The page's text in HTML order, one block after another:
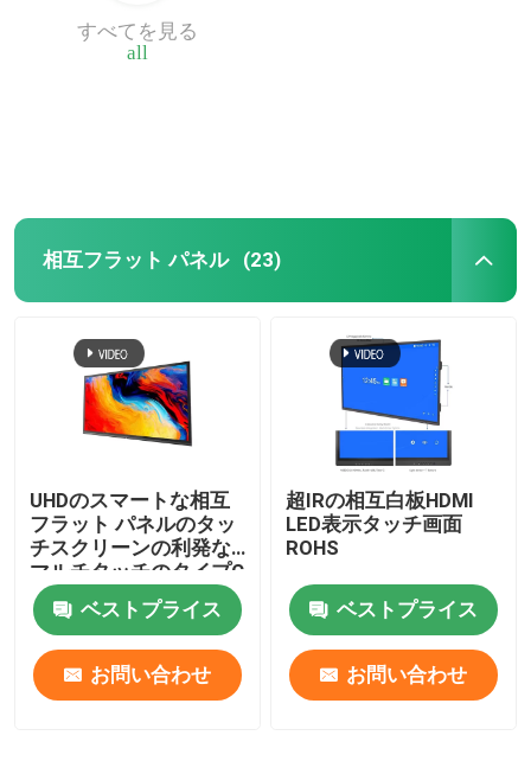
all
すべてを見る
相互フラット パネル (23)
UHDのスマートな相互
フラット パネルのタッ
チスクリーンの利発な
マルチタッチのタイプC
ベストプライス
お問い合わせ
超IRの相互白板HDMI
LED表示タッチ画面
ROHS
ベストプライス
お問い合わせ